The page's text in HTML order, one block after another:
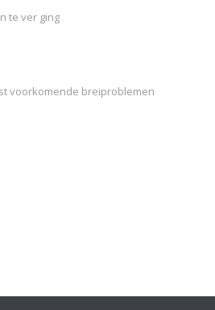
te ver ging
voorkomende breiproblemen